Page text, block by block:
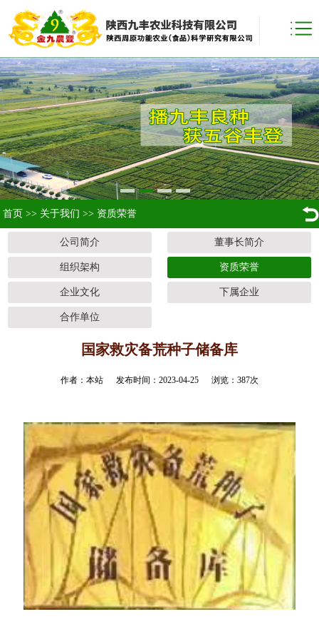
首页 >> 关于我们 >> 资质荣誉
公司简介 董事长简介
组织架构 资质荣誉
企业文化 下属企业
合作单位
国家救灾备荒种子储备库
作者：本站 发布时间：2023-04-25 浏览： 387次